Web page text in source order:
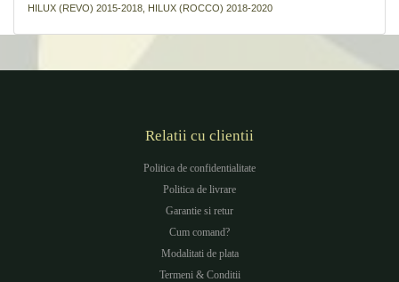
HILUX (REVO) 2015-2018, HILUX (ROCCO) 2018-2020
Relatii cu clientii
Politica de confidentialitate
Politica de livrare
Garantie si retur
Cum comand?
Modalitati de plata
Termeni & Conditii